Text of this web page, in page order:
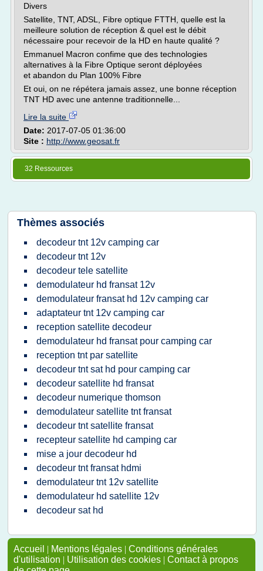
Divers
Satellite, TNT, ADSL, Fibre optique FTTH, quelle est la
meilleure solution de réception & quel est le débit
nécessaire pour recevoir de la HD en haute qualité ?
Emmanuel Macron confime que des technologies
alternatives à la Fibre Optique seront déployées
et abandon du Plan 100% Fibre
Et oui, on ne répétera jamais assez, une bonne réception
TNT HD avec une antenne traditionnelle...
Lire la suite
Date: 2017-07-05 01:36:00
Site : http://www.geosat.fr
32 Ressources
Thèmes associés
decodeur tnt 12v camping car
decodeur tnt 12v
decodeur tele satellite
demodulateur hd fransat 12v
demodulateur fransat hd 12v camping car
adaptateur tnt 12v camping car
reception satellite decodeur
demodulateur hd fransat pour camping car
reception tnt par satellite
decodeur tnt sat hd pour camping car
decodeur satellite hd fransat
decodeur numerique thomson
demodulateur satellite tnt fransat
decodeur tnt satellite fransat
recepteur satellite hd camping car
mise a jour decodeur hd
decodeur tnt fransat hdmi
demodulateur tnt 12v satellite
demodulateur hd satellite 12v
decodeur sat hd
Accueil | Mentions légales | Conditions générales
d'utilisation | Utilisation des cookies | Contact à propos